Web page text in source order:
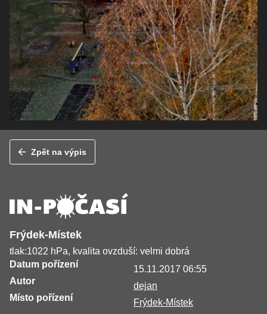
Zpět na výpis
Frýdek-Místek
tlak:1022 hPa, kvalita ovzduší: velmi dobrá
Datum pořízení
15.11.2017 06:55
Autor
dejan
Místo pořízení
Frýdek-Místek